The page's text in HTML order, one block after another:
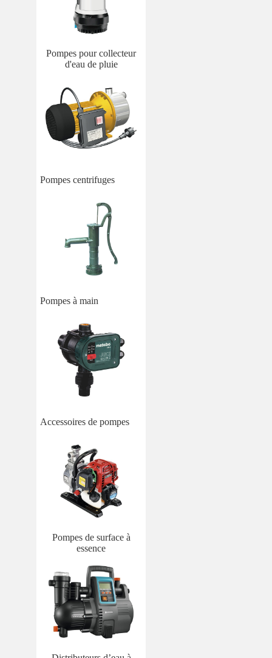
Pompes pour collecteur
d'eau de pluie
Pompes centrifuges
Pompes à main
Accessoires de pompes
Pompes de surface à
essence